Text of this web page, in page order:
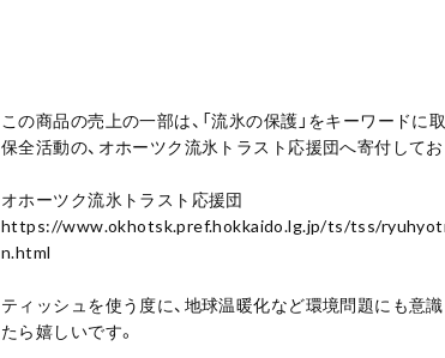
この商品の売上の一部は、「流氷の保護」をキーワードに
保全活動の、オホーツク流氷トラスト応援団へ寄付してお
オホーツク流氷トラスト応援団
https://www.okhotsk.pref.hokkaido.lg.jp/ts/tss/
n.html
ティッシュを使う度に、地球温暖化など環境問題にも意
たら嬉しいです。